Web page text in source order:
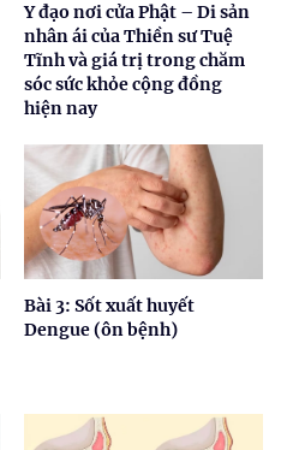
Y đạo nơi cửa Phật – Di sản
nhân ái của Thiền sư Tuệ
Tĩnh và giá trị trong chăm
sóc sức khỏe cộng đồng
hiện nay
Bài 3: Sốt xuất huyết
Dengue (ôn bệnh)